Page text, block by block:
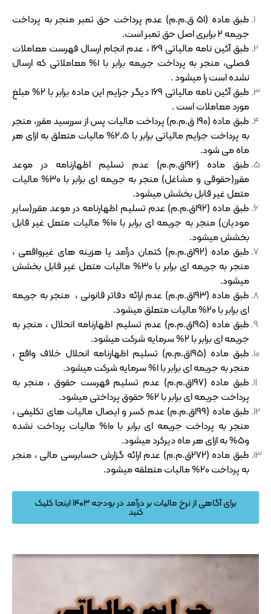
طبق ماده (۵۱ ق.م.م) عدم پرداخت حق تمبر منجر به پرداخت
جریمه ۲ برابری اصل حق تمبر است.
طبق آئین نامه مالیاتی ۱۶۹ ، عدم انجام ارسال فهرست معاملات
فصلی، منجر به پرداخت جریمه برابر با ۱% معاملاتی که ارسال
نشده است را میشود .
طبق آئین نامه مالیاتی ۱۶۹ دیگر جرایم این ماده برابر با ۲% مبلغ
مورد معاملات است .
طبق ماده (۱۹۰ ق.م.م) پرداخت مالیات پس از سررسید مقرر، منجر
به پرداخت جرایم مالیاتی برابر با ۲.۵% مالیات متعلق به ازای هر
ماه می شود.
طبق ماده (۱۹۲ق.م.م) عدم تسلیم اظهارنامه در موعد
مقرر(حقوقی و مشاغل) منجر به جریمه ای برابر با ۳۰% مالیات
متعل غیر قابل بخشش میشود.
طبق ماده (۱۹۲ق.م.م) عدم تسلیم اظهارنامه در موعد مقرر(سایر
مودیان) منجر به جریمه ای برابر با ۱۰% مالیات متعل غیر قابل
بخشش میشود.
طبق ماده (۱۹۲ق.م.م) کتمان درآمد یا هزینه های غیرواقعی ،
منجر به جریمه ای برابر با ۳۰% مالیات متعل غیر قابل بخشش
میشود.
طبق ماده (۱۹۳ق.م.م) عدم ارائه دفاتر قانونی ، منجر به جریمه
ای برابر با ۲۰% مالیات متعلق میشود.
طبق ماده (۱۹۵ق.م.م) عدم تسلیم اظهارنامه انحلال ، منجر به
جریمه ای برابر با ۲% سرمایه شرکت میشود.
طبق ماده (۱۹۵ق.م.م) تسلیم اظهارنامه انحلال خلاف واقع ،
منجر به جریمه ای برابر با ۱% سرمایه شرکت میشود.
طبق ماده (۱۹۷ق.م.م) عدم تسلیم فهرست حقوق ، منجر به
پرداخت جریمه ای برابر با ۲% حقوق پرداختی میشود.
طبق ماده (۱۹۹ق.م.م) عدم کسر و ایصال مالیات های تکلیفی ،
منجر به پرداخت جریمه ای برابر با ۱۰% مالیات پرداخت نشده
و۵% به ازای هر ماه دیرکرد میشود.
طبق ماده (۲۷۲ق.م.م) عدم ارائه گزارش حسابرسی مالی ، منجر
به پرداخت ۲۰% مالیات متعلقه میشود.
برای آگاهی از نرخ مالیات بر درآمد در بودجه ۱۴۰۳ اینجا کلیک
کنید